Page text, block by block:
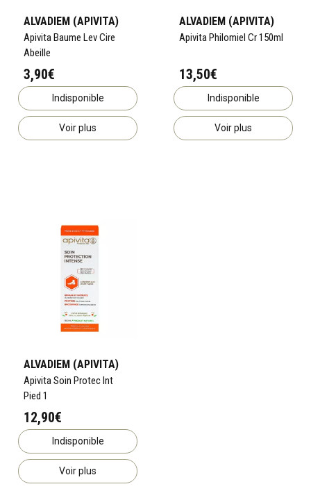
ALVADIEM (APIVITA)
Apivita Baume Lev Cire
Abeille
3,90€
Indisponible
Voir plus
ALVADIEM (APIVITA)
Apivita Philomiel Cr 150ml
13,50€
Indisponible
Voir plus
ALVADIEM (APIVITA)
Apivita Soin Protec Int
Pied 1
12,90€
Indisponible
Voir plus